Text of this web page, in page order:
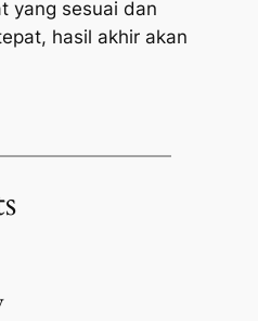
yang sesuai dan
hasil akhir akan